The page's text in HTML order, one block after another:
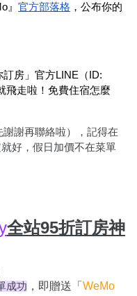
』 官方部落格 ，公布你的
飛走啦！免費住宿怎麼
謝再聯絡啦），記得在
好，假日加價不在菜單
全站95折訂房神
成功 ，即贈送「 WeMo